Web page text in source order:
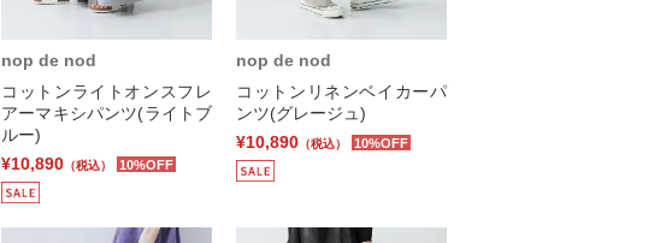
nop de nod
コットンライトオンスフレ
アーマキシパンツ(ライトブ
ルー)
¥10,890 （税込） 10%OFF
nop de nod
コットンリネンベイカーパ
ンツ(グレージュ)
¥10,890 （税込） 10%OFF